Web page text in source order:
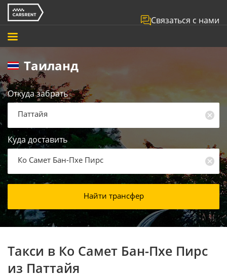
Связаться с нами
Таиланд
Откуда забрать
Паттайя
Куда доставить
Ко Самет Бан-Пхе Пирс
Найти трансфер
Такси в Ко Самет Бан-Пхе Пирс
из Паттайя